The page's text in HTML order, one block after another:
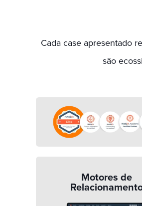
Cada case apresentado
são
Motores de